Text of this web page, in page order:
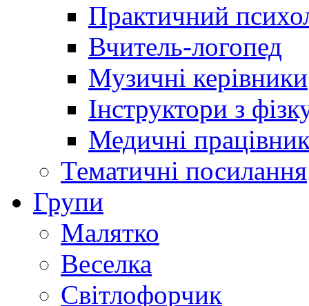
Практичний
Вчитель-логопед
Музичні керівники
Інструктори з
Медичні
Тематичні посилання
Групи
Малятко
Веселка
Світлофорчик